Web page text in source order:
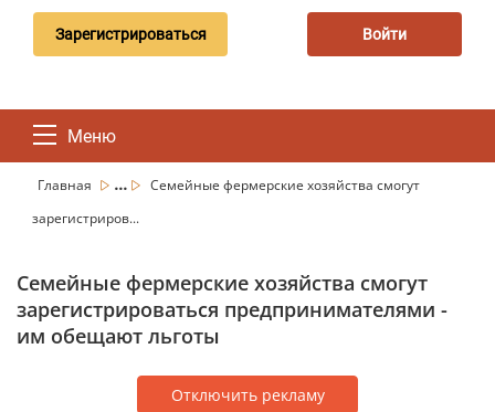
Зарегистрироваться Войти
Меню
Главная ...
Семейные фермерские хозяйства смогут
зарегистриров...
Семейные фермерские хозяйства смогут
зарегистрироваться предпринимателями -
им обещают льготы
Отключить рекламу